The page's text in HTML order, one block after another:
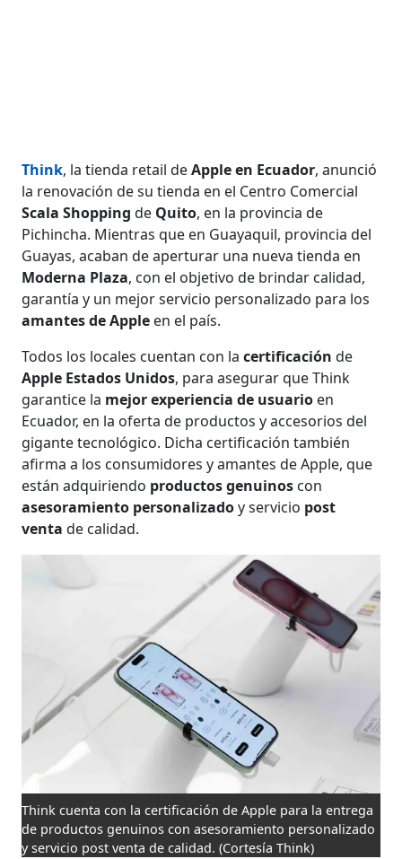
Think, la tienda retail deApple en Ecuador, anunció
la renovación de su tienda en el Centro Comercial
Scala Shoppingde Quito, en la provincia de
Pichincha. Mientras que en Guayaquil, provincia del
Guayas, acaban de aperturar una nueva tienda en
Moderna Plaza, con el objetivo de brindar calidad,
garantía y un mejor servicio personalizado para los
amantes de Apple en el país.
Todos los locales cuentan con lacertificaciónde
Apple Estados Unidos, para asegurar que Think
garantice la mejor experiencia de usuario en
Ecuador, en la oferta de productos y accesorios del
gigante tecnológico. Dicha certificación también
afirma a los consumidores y amantes de Apple, que
están adquiriendo productos genuinos con
asesoramiento personalizadoy servicio post
ventade calidad.
Think cuenta con la certificación de Apple para la entrega
de productos genuinos con asesoramiento personalizado
y servicio post venta de calidad. (Cortesía Think)